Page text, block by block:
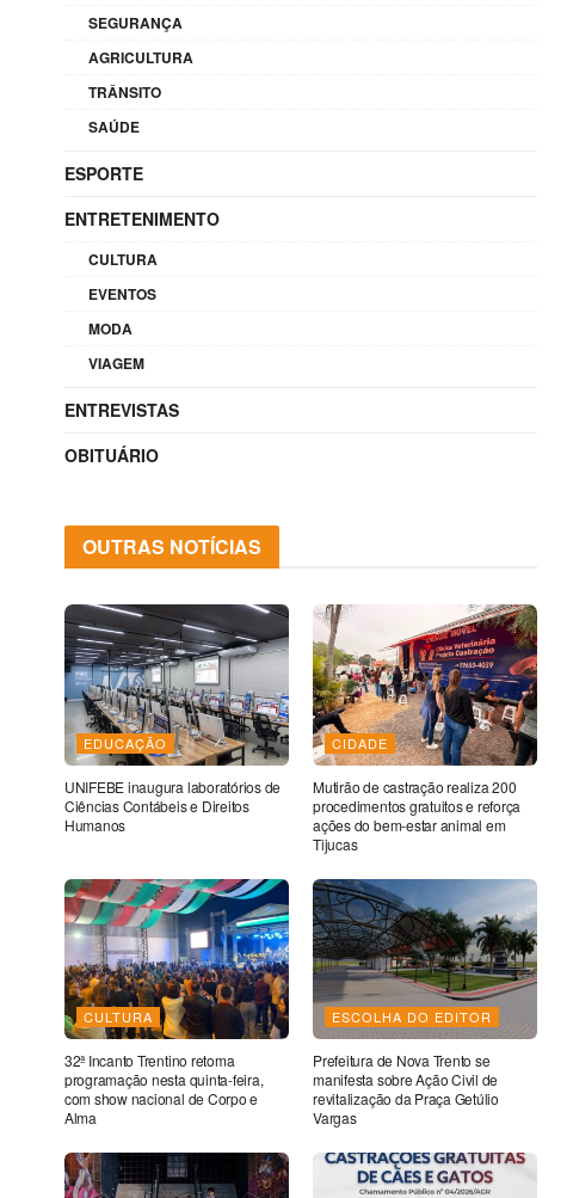
SEGURANÇA
AGRICULTURA
TRÂNSITO
SAÚDE
ESPORTE
ENTRETENIMENTO
CULTURA
EVENTOS
MODA
VIAGEM
ENTREVISTAS
OBITUÁRIO
OUTRAS NOTÍCIAS
EDUCAÇÃO
UNIFEBE inaugura laboratórios de
Ciências Contábeis e Direitos
Humanos
CIDADE
Mutirão de castração realiza 200
procedimentos gratuitos e reforça
ações do bem-estar animal em
Tijucas
CULTURA
32ª Incanto Trentino retoma
programação nesta quinta-feira,
com show nacional de Corpo e
Alma
ESCOLHA DO EDITOR
Prefeitura de Nova Trento se
manifesta sobre Ação Civil de
revitalização da Praça Getúlio
Vargas